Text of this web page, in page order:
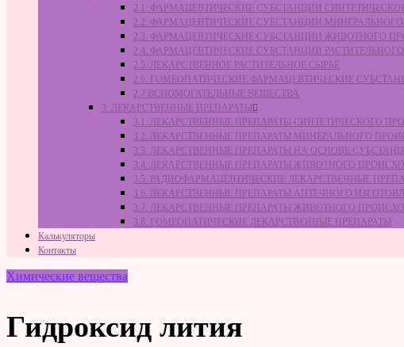
2.1. ФАРМАЦЕВТИЧЕСКИЕ СУБСТАНЦИИ
2.2. ФАРМАЦЕВТИЧЕСКИЕ СУБСТАНЦИИ
2.3. ФАРМАЦЕВТИЧЕСКИЕ СУБСТАНЦИИ ЖИВОТНОГО
2.4. ФАРМАЦЕВТИЧЕСКИЕ СУБСТАНЦИИ
2.5. ЛЕКАРСТВЕННОЕ РАСТИТЕЛЬНОЕ СЫРЬЁ
2.6. ГОМЕОПАТИЧЕСКИЕ ФАРМАЦЕВТИЧЕСКИЕ
2.7 ВСПОМОГАТЕЛЬНЫЕ ВЕЩЕСТВА
3. ЛЕКАРСТВЕННЫЕ ПРЕПАРАТЫ
3.1. ЛЕКАРСТВЕННЫЕ ПРЕПАРАТЫ СИНТЕТИЧЕСКОГО
3.2. ЛЕКАРСТВЕННЫЕ ПРЕПАРАТЫ МИНЕРАЛЬНОГО
3.3. ЛЕКАРСТВЕННЫЕ ПРЕПАРАТЫ НА ОСНОВЕ
3.4. ЛЕКАРСТВЕННЫЕ ПРЕПАРАТЫ ЖИВОТНОГО
3.5. РАДИОФАРМАЦЕВТИЧЕСКИЕ ЛЕКАРСТВЕННЫЕ
3.6. ЛЕКАРСТВЕННЫЕ ПРЕПАРАТЫ АПТЕЧНОГО
3.7. ЛЕКАРСТВЕННЫЕ ПРЕПАРАТЫ ЖИВОТНОГО
3.8. ГОМЕОПАТИЧЕСКИЕ ЛЕКАРСТВЕННЫЕ ПРЕПАРАТЫ
Калькуляторы
Контакты
Химические вещества
Гидроксид лития